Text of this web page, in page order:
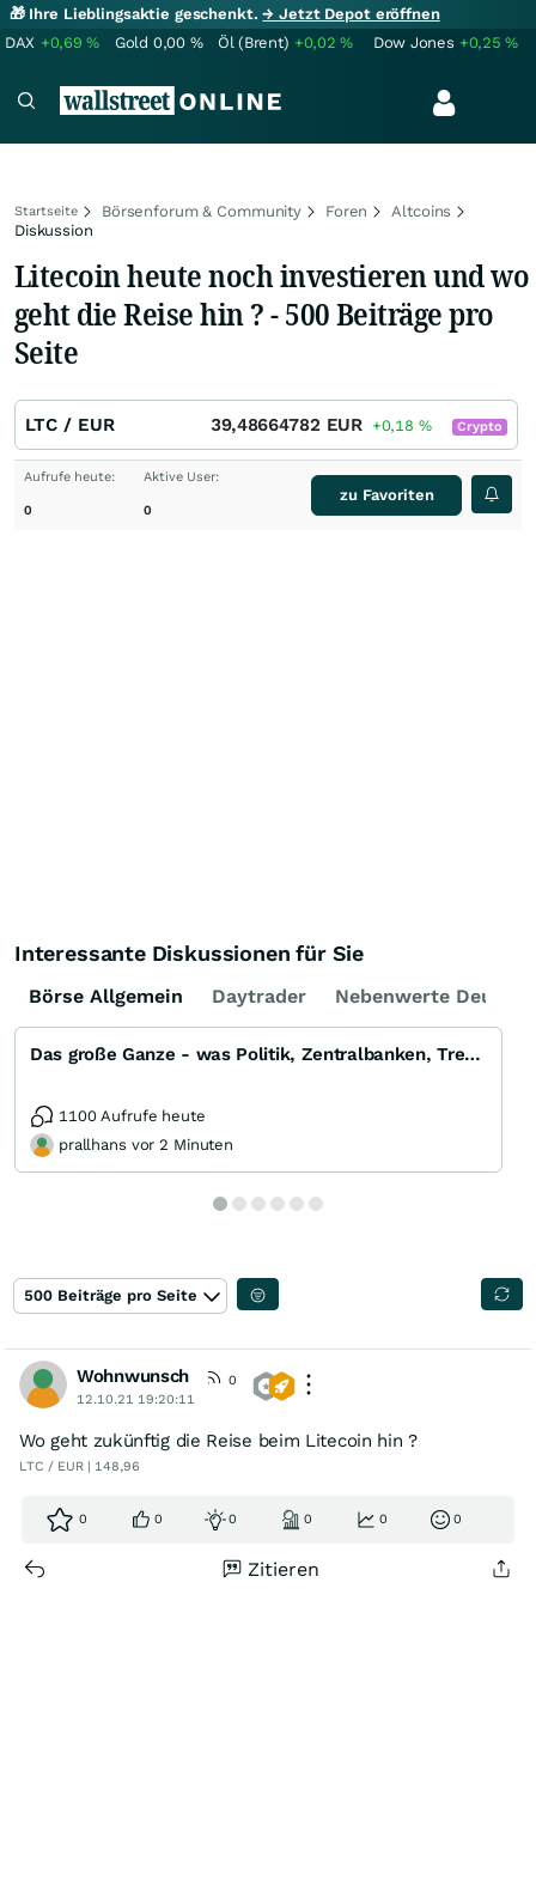
🎁 Ihre Lieblingsaktie geschenkt.→ Jetzt Depot eröffnen
DAX +0,69% Gold 0,00 % Öl (Brent) +0,02% Dow Jones +0,25%
Startseite Börsenforum & Community Foren
Altcoins
Diskussion
Litecoin heute noch investieren und wo
geht die Reise hin ? - 500 Beiträge pro
Seite
LTC / EUR 39,48664782 EUR +0,18 % Crypto
Aufrufe heute:
0
Aktive User:
0
zu Favoriten
Interessante Diskussionen für Sie
Börse Allgemein Daytrader Nebenwerte
Das große Ganze - was Politik, Zentralbanken, Trends, Medien und Gesellschaft mit Aktien, Rohstoffen
1100 Aufrufe heute
prallhans vor 2 Minuten
500 Beiträge pro Seite
Wohnwunsch
0
12.10.21 19:20:11
Wo geht zukünftig die Reise beim Litecoin hin ?
LTC / EUR | 148,96
0 0 0 0 0 0
Zitieren